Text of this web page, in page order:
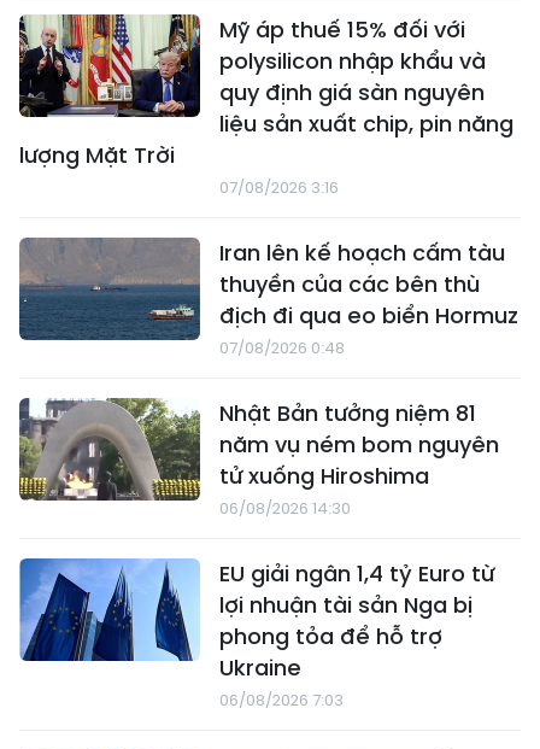
Mỹ áp thuế 15% đối với
polysilicon nhập khẩu và
quy định giá sàn nguyên
liệu sản xuất chip, pin năng
lượng Mặt Trời
07/08/2026 3:16
Iran lên kế hoạch cấm tàu
thuyền của các bên thù
địch đi qua eo biển Hormuz
07/08/2026 0:48
Nhật Bản tưởng niệm 81
năm vụ ném bom nguyên
tử xuống Hiroshima
06/08/2026 14:30
EU giải ngân 1,4 tỷ Euro từ
lợi nhuận tài sản Nga bị
phong tỏa để hỗ trợ
Ukraine
06/08/2026 7:03